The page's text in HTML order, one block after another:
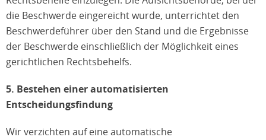
die Beschwerde eingereicht wurde, unterrichtet den
Beschwerdeführer über den Stand und die Ergebnisse
der Beschwerde einschließlich der Möglichkeit eines
gerichtlichen Rechtsbehelfs.
5. Bestehen einer automatisierten
Entscheidungsfindung
Wir verzichten auf eine automatische